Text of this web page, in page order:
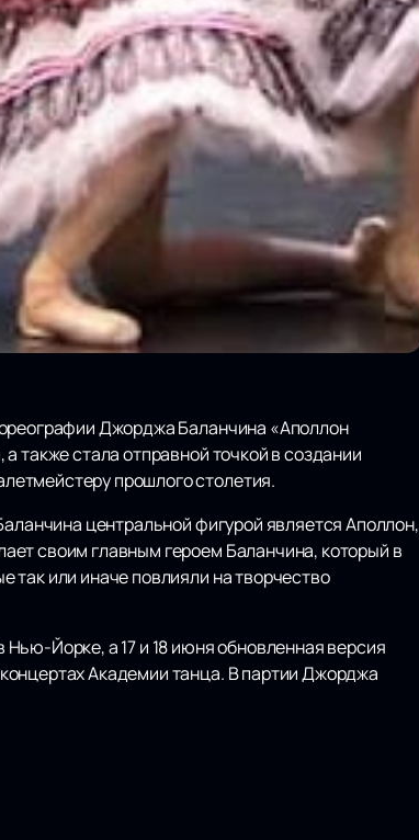
Джорджа Баланчина «Аполлон
также стала отправной точкой в создании
прошлого столетия.
центральной фигурой является Аполлон,
своим главным героем Баланчина, который в
так или иначе повлияли на творчество
Йорке, а 17 и 18 июня обновленная версия
Академии танца. В партии Джорджа